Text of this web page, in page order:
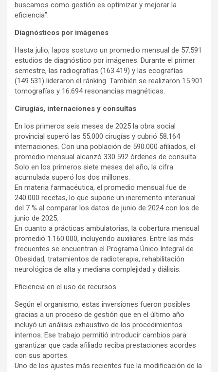
buscamos como gestión es optimizar y mejorar la
eficiencia”.
Diagnósticos por imágenes
Hasta julio, Iapos sostuvo un promedio mensual de 57.591
estudios de diagnóstico por imágenes. Durante el primer
semestre, las radiografías (163.419) y las ecografías
(149.531) lideraron el ránking. También se realizaron 15.901
tomografías y 16.694 resonancias magnéticas.
Cirugías, internaciones y consultas
En los primeros seis meses de 2025 la obra social
provincial superó las 55.000 cirugías y cubrió 58.164
internaciones. Con una población de 590.000 afiliados, el
promedio mensual alcanzó 330.592 órdenes de consulta.
Solo en los primeros siete meses del año, la cifra
acumulada superó los dos millones.
En materia farmacéutica, el promedio mensual fue de
240.000 recetas, lo que supone un incremento interanual
del 7 % al comparar los datos de junio de 2024 con los de
junio de 2025.
En cuanto a prácticas ambulatorias, la cobertura mensual
promedió 1.160.000, incluyendo auxiliares. Entre las más
frecuentes se encuentran el Programa Único Integral de
Obesidad, tratamientos de radioterapia, rehabilitación
neurológica de alta y mediana complejidad y diálisis.
Eficiencia en el uso de recursos
Según el organismo, estas inversiones fueron posibles
gracias a un proceso de gestión que en el último año
incluyó un análisis exhaustivo de los procedimientos
internos. Ese trabajo permitió introducir cambios para
garantizar que cada afiliado reciba prestaciones acordes
con sus aportes.
Uno de los ajustes más recientes fue la modificación de la